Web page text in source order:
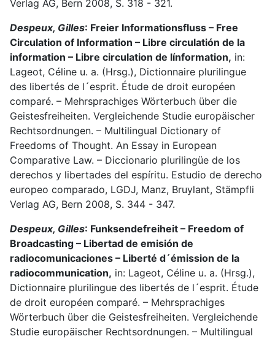
Verlag AG, Bern 2008, S. 318 - 321.
Despeux, Gilles: Freier Informationsfluss – Free
Circulation of Information – Libre circulatión de la
information – Libre circulation de línformation, in:
Lageot, Céline u. a. (Hrsg.), Dictionnaire plurilingue
des libertés de l´esprit. Étude de droit européen
comparé. – Mehrsprachiges Wörterbuch über die
Geistesfreiheiten. Vergleichende Studie europäischer
Rechtsordnungen. – Multilingual Dictionary of
Freedoms of Thought. An Essay in European
Comparative Law. – Diccionario plurilingüe de los
derechos y libertades del espíritu. Estudio de derecho
europeo comparado, LGDJ, Manz, Bruylant, Stämpfli
Verlag AG, Bern 2008, S. 344 - 347.
Despeux, Gilles: Funksendefreiheit – Freedom of
Broadcasting – Libertad de emisión de
radiocomunicaciones – Liberté d´émission de la
radiocommunication, in: Lageot, Céline u. a. (Hrsg.),
Dictionnaire plurilingue des libertés de l´esprit. Étude
de droit européen comparé. – Mehrsprachiges
Wörterbuch über die Geistesfreiheiten. Vergleichende
Studie europäischer Rechtsordnungen. – Multilingual